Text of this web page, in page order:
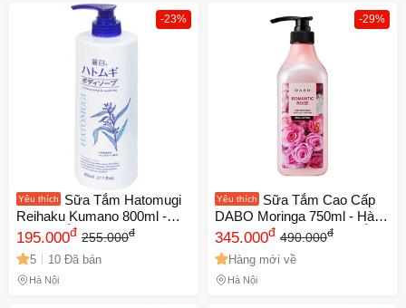
-23%
Yêu thích
Sữa Tắm Hatomugi
Reihaku Kumano 800ml -
Dưỡng Ẩm Trắng Da Chiết
Xuất Ý Dĩ Nhật Bản, Làm
Sạch Dịu Nhẹ, Cho Da Mềm
Mại, Sáng Mượt
195.000đ 255.000đ
5 10 Đã bán
Hà Nội
-29%
Yêu thích
Sữa Tắm Cao Cấp
DABO Moringa 750ml - Hàn
Quốc, Sạch Da, Dưỡng Ẩm,
Hương Thơm Quyến Rũ,
Không Nhờn Dính
345.000đ 490.000đ
Hàng mới về
Hà Nội